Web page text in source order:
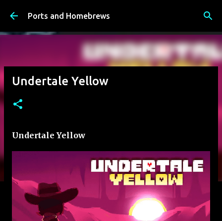
К основному контенту
Ports and Homebrews
Undertale Yellow
Undertale Yellow